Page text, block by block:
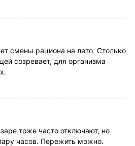
смены рациона на лето. Столько
созревает, для организма
тоже часто отключают, но
часов. Пережить можно.